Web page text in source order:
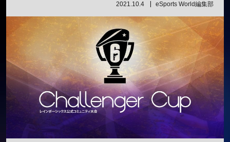
2021.10.4 eSports World編集部